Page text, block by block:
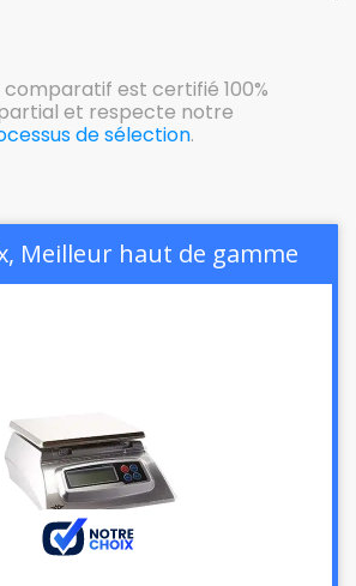
comparatif est certifié 100%
et respecte notre
de sélection.
Meilleur haut de gamme